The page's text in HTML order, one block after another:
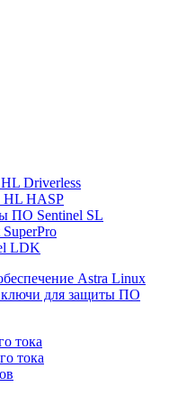
Driverless
HL HASP
ПО Sentinel SL
LDK
Astra Linux
ключи для защиты ПО
тока
тока